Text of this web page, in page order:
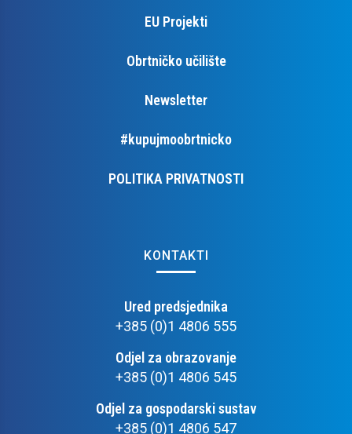
EU Projekti
Obrtničko učilište
Newsletter
#kupujmoobrtnicko
POLITIKA PRIVATNOSTI
KONTAKTI
Ured predsjednika
+385 (0)1 4806 555
Odjel za obrazovanje
+385 (0)1 4806 545
Odjel za gospodarski sustav
+385 (0)1 4806 547